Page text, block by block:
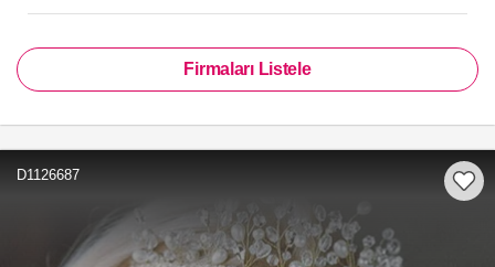
Firmaları Listele
D1126687